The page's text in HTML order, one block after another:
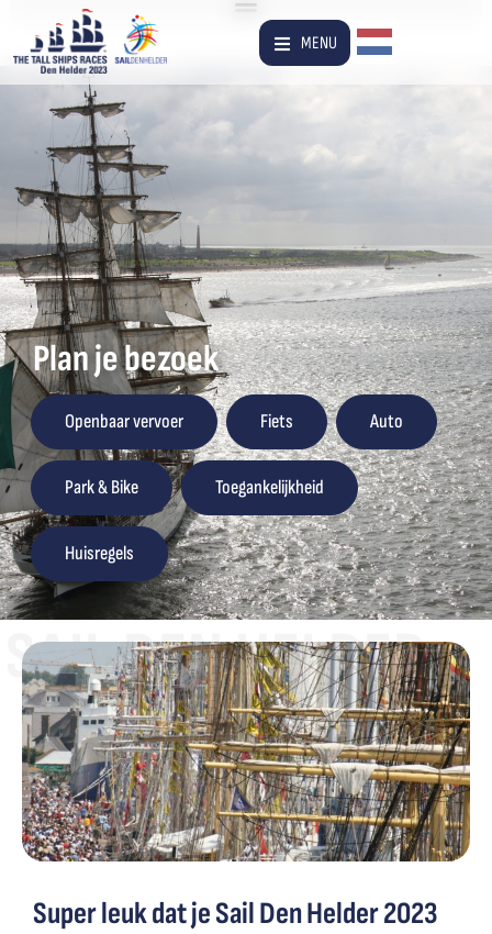
MENU
Plan je bezoek
Openbaar vervoer Fiets Auto
Park & Bike Toegankelijkheid
Huisregels
SAIL DEN HELDER
Super leuk dat je Sail Den Helder 2023